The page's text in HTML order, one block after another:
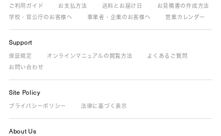
ご利用ガイド お支払方法 送料とお届け日
お見積書の作成方法
学校・官公庁のお客様へ
事業者・企業のお客様へ 営業カレンダー
Support
保証規定 オンラインマニュアルの閲覧方法
よくあるご質問
お問い合わせ
Site Policy
プライバシーポリシー 法律に基づく表示
About Us